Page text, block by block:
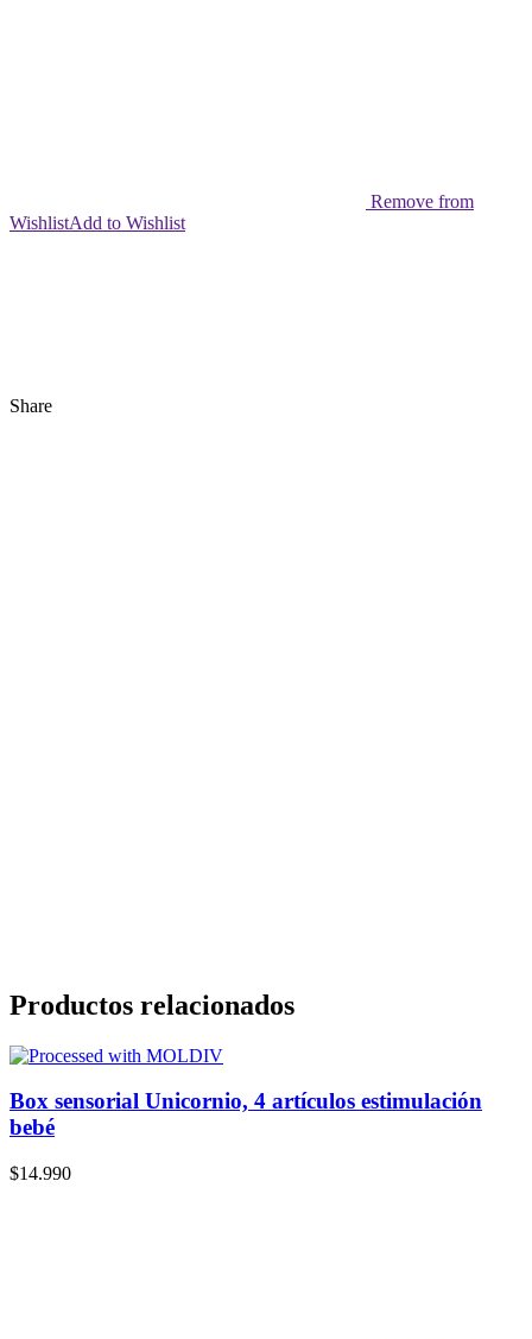
Remove from
WishlistAdd to Wishlist
Share
Productos relacionados
Box sensorial Unicornio, 4 artículos estimulación
bebé
$14.990